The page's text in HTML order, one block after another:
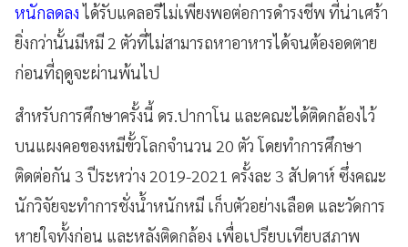
หนักลดลงได้รับแคลอรีไม่เพียงพอต่อการดำรงชีพ ที่น่าเศร้า
ยิ่งกว่านั้นมีหมี 2 ตัวที่ไม่สามารถหาอาหารได้จนต้องอดตาย
ก่อนที่ฤดูจะผ่านพ้นไป
สำหรับการศึกษาครั้งนี้ ดร.ปากาโน และคณะได้ติดกล้องไว้
บนแผงคอของหมีขั้วโลกจำนวน 20 ตัว โดยทำการศึกษา
ติดต่อกัน 3 ปีระหว่าง 2019-2021 ครั้งละ 3 สัปดาห์ ซึ่งคณะ
นักวิจัยจะทำการชั่งน้ำหนักหมี เก็บตัวอย่างเลือด และวัดการ
หายใจทั้งก่อน และหลังติดกล้อง เพื่อเปรียบเทียบสภาพ